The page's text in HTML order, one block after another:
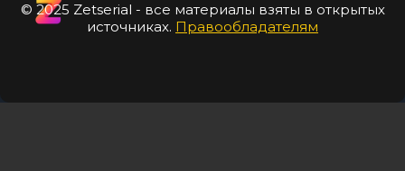
© 2025 Zetserial - все материалы взяты в открытых
источниках. Правообладателям